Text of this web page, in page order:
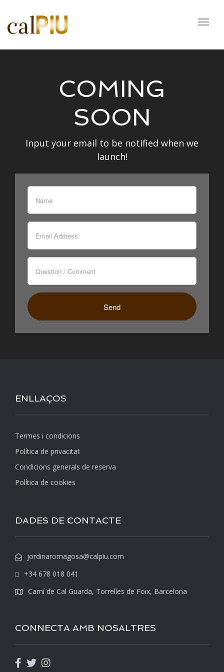
COMING
SOON
Input your email to be notified when we
launch!
ENLLAÇOS
Termes i condicions
Política de privacitat
Condicions generals de reserva
Política de cookies
DADES DE CONTACTE
jordinaromagosa@calpiu.com
+34 678 018 041
Camí de Cal Guarda, Torrelles de Foix, Barcelona
CONNECTA AMB NOSALTRES